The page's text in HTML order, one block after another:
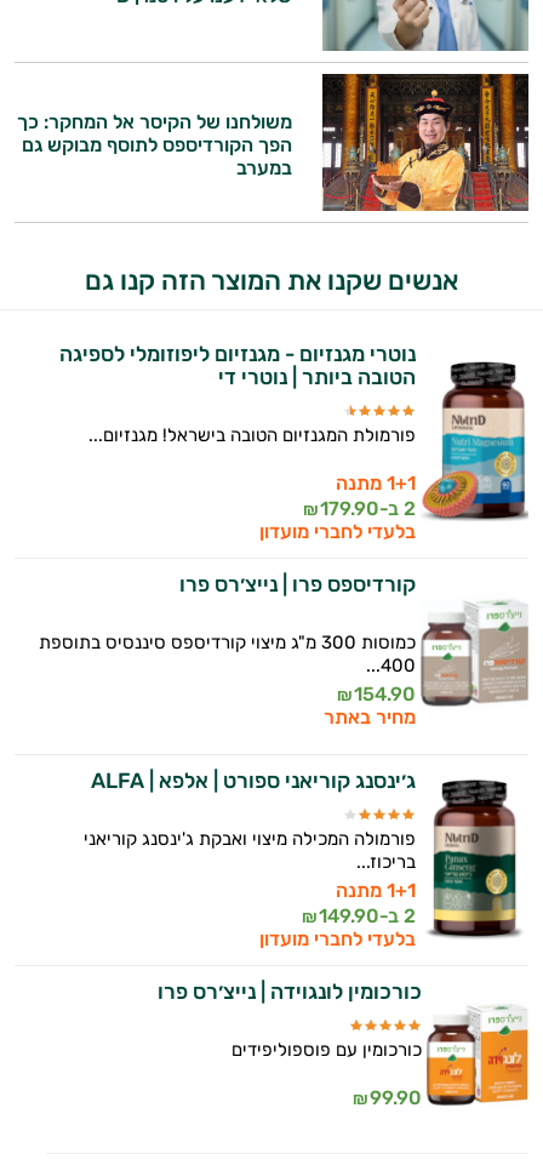
משולחנו של הקיסר אל המחקר: כך
הפך הקורדיספס לתוסף מבוקש גם
במערב
אנשים שקנו את המוצר הזה קנו גם
נוטרי מגנזיום - מגנזיום ליפוזומלי לספיגה
הטובה ביותר | נוטרי די
פורמולת המגנזיום הטובה בישראל! מגנזיום...
1+1 מתנה
2 ב-
179.90
₪
בלעדי לחברי מועדון
קורדיספס פרו | נייצ׳רס פרו
כמוסות 300 מ"ג מיצוי קורדיספס סיננסיס בתוספת
400...
154.90
₪
מחיר באתר
ג׳ינסנג קוריאני ספורט | אלפא | ALFA
פורמולה המכילה מיצוי ואבקת ג'ינסנג קוריאני
בריכוז...
1+1 מתנה
2 ב-
149.90
₪
בלעדי לחברי מועדון
כורכומין לונגוידה | נייצ׳רס פרו
כורכומין עם פוספוליפידים
99.90
₪
היי,
אני יועץ הבריאות האישי AI של טבע בריא.
התשובות שלי מבוססות על מאגרי מידע קליניים
וספרות מקצועית בתחומי הרפואה הטבעית
אני כאן כדי לעזור לך להתאים את תוספי
התזונה ומוצרי הבריאות המדויקים למטרות
ולמצב הגופני שלך, ולהסביר לך אילו רכיבים
עובדים יחד כדי למקסם תוצאות גם בחיי היום
יום וגם בתחום הכושר והספורט.
המטרה שלי היא להתאים עבורך המלצות
זה הזמן להתחיל. איך אוכל לעזור?